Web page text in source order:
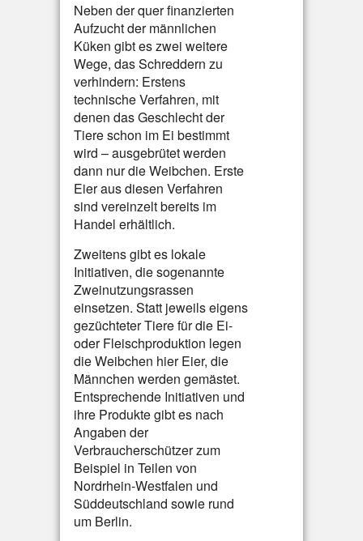
Neben der quer finanzierten
Aufzucht der männlichen
Küken gibt es zwei weitere
Wege, das Schreddern zu
verhindern: Erstens
technische Verfahren, mit
denen das Geschlecht der
Tiere schon im Ei bestimmt
wird – ausgebrütet werden
dann nur die Weibchen. Erste
Eier aus diesen Verfahren
sind vereinzelt bereits im
Handel erhältlich.
Zweitens gibt es lokale
Initiativen, die sogenannte
Zweinutzungsrassen
einsetzen. Statt jeweils eigens
gezüchteter Tiere für die Ei-
oder Fleischproduktion legen
die Weibchen hier Eier, die
Männchen werden gemästet.
Entsprechende Initiativen und
ihre Produkte gibt es nach
Angaben der
Verbraucherschützer zum
Beispiel in Teilen von
Nordrhein-Westfalen und
Süddeutschland sowie rund
um Berlin.